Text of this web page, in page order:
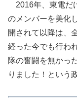
2016年、東電だ
のメンバーを美化
開されて以降は、
経った今でも行わ
隊の奮闘を無かっ
りました！という